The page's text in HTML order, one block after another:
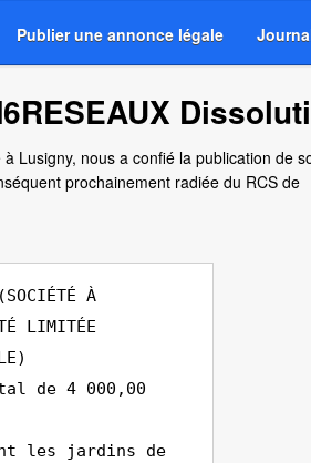
Publier une annonce légale
à Lusigny, nous a confié la publication de
prochainement radiée du RCS de
(SOCIÉTÉ À
LIMITÉE
de 4 000,00
les jardins de